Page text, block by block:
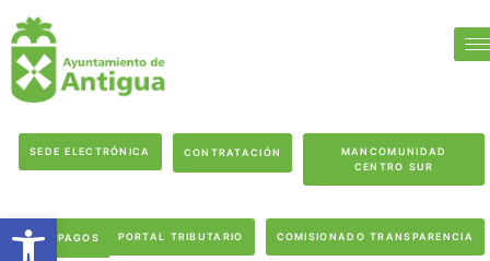
SEDE ELECTRÓNICA CONTRATACIÓN
MANCOMUNIDAD
CENTRO SUR
PAGOS PORTAL TRIBUTARIO COMISIONADO TRANSPARENCIA
Abrir barra de herramientas